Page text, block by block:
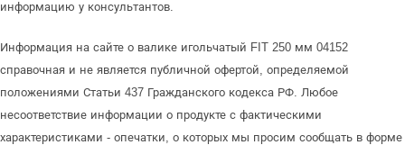
информацию у консультантов.
Информация на сайте о валике игольчатый FIT 250 мм 04152
справочная и не является публичной офертой, определяемой
положениями Статьи 437 Гражданского кодекса РФ. Любое
несоответствие информации о продукте с фактическими
характеристиками - опечатки, о которых мы просим сообщать в форме